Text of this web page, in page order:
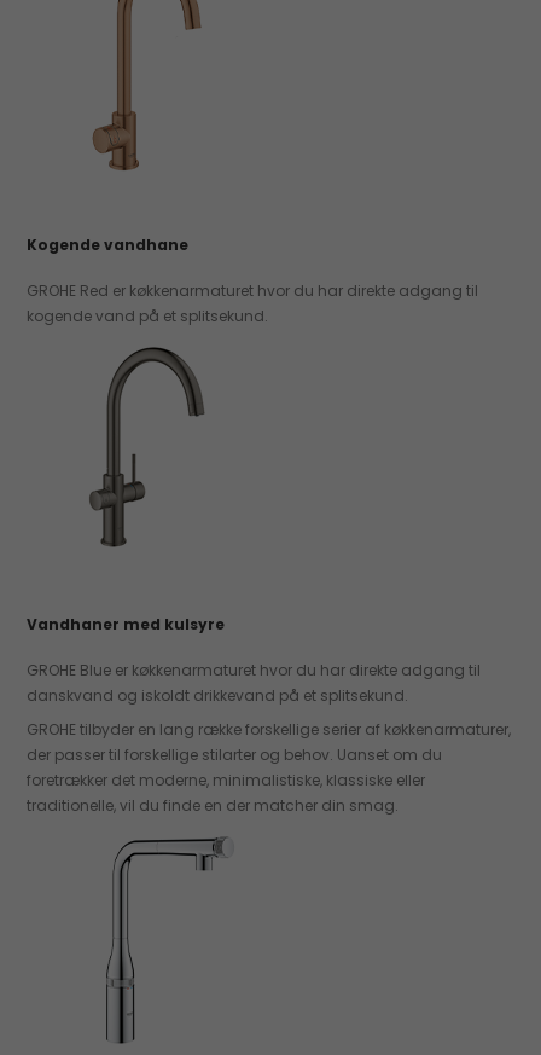
Kogende vandhane
GROHE Red er køkkenarmaturet hvor du har direkte adgang til
kogende vand på et splitsekund.
Vandhaner med kulsyre
GROHE Blue er køkkenarmaturet hvor du har direkte adgang til
danskvand og iskoldt drikkevand på et splitsekund.
GROHE tilbyder en lang række forskellige serier af køkkenarmaturer,
der passer til forskellige stilarter og behov. Uanset om du
foretrækker det moderne, minimalistiske, klassiske eller
traditionelle, vil du finde en der matcher din smag.